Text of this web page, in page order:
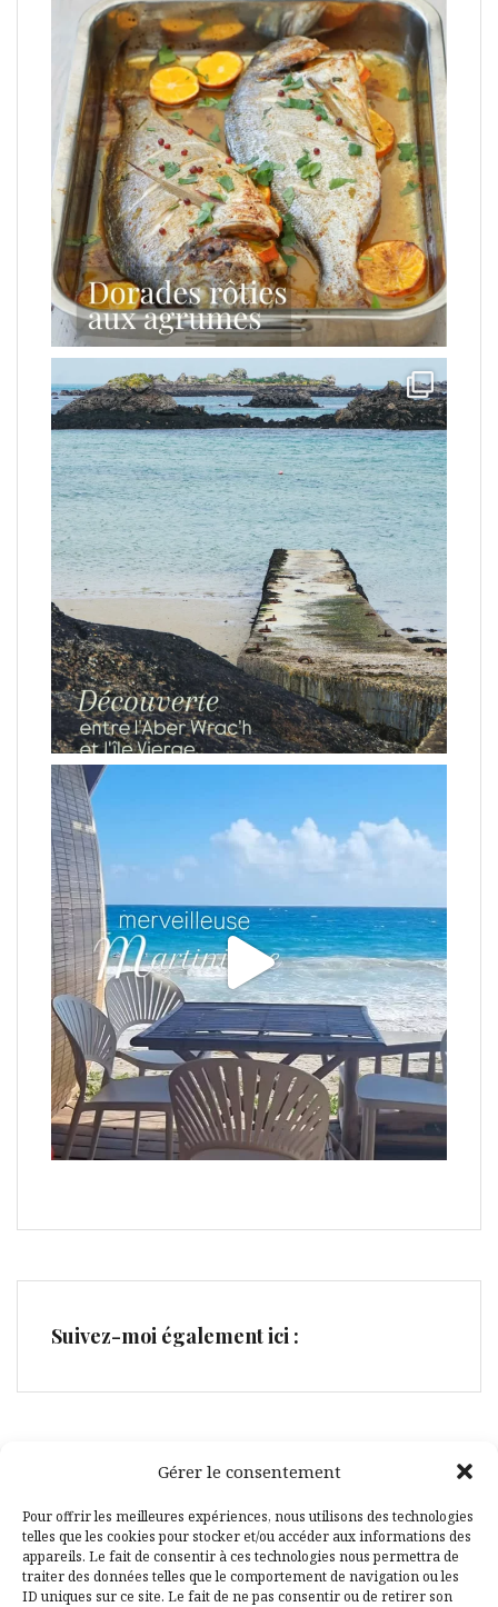
Gérer le consentement
Pour offrir les meilleures expériences, nous utilisons des technologies
telles que les cookies pour stocker et/ou accéder aux informations des
appareils. Le fait de consentir à ces technologies nous permettra de
traiter des données telles que le comportement de navigation ou les
ID uniques sur ce site. Le fait de ne pas consentir ou de retirer son
Suivez-moi également ici :
Facebook
Pinterest